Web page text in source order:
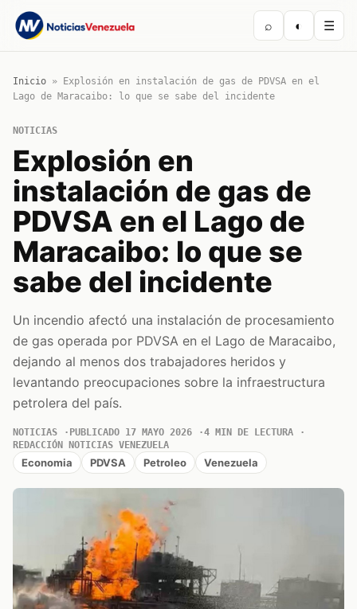
⌕ ◐ ☰
Inicio »
Explosión en instalación de gas de PDVSA en el
Lago de Maracaibo: lo que se sabe del incidente
NOTICIAS
Explosión en
instalación de gas de
PDVSA en el Lago de
Maracaibo: lo que se
sabe del incidente
Un incendio afectó una instalación de procesamiento
de gas operada por PDVSA en el Lago de Maracaibo,
dejando al menos dos trabajadores heridos y
levantando preocupaciones sobre la infraestructura
petrolera del país.
NOTICIAS PUBLICADO 17 MAYO 2026
4 MIN DE LECTURA
REDACCIÓN NOTICIAS VENEZUELA
Economia PDVSA Petroleo Venezuela